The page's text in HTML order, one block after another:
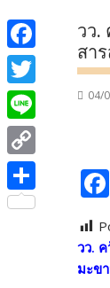
วว.
สา
04/
วว. ค
มะข
F
a
c
e
b
o
T
w
i
t
t
L
i
n
C
o
S